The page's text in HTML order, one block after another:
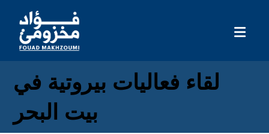
لقاء فعاليات بيروتية في
بيت البحر